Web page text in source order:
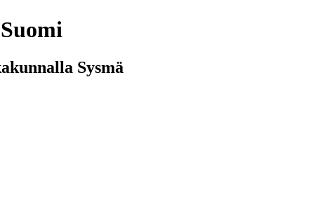
Sysmä